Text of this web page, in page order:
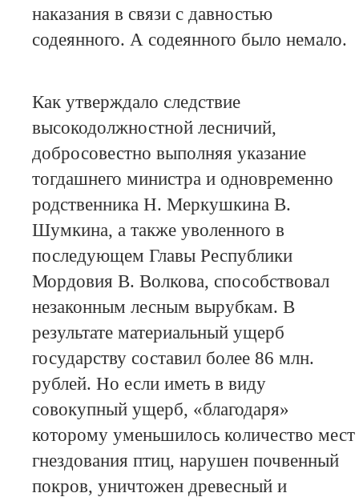
наказания в связи с давностью
содеянного. А содеянного было немало.
Как утверждало следствие
высокодолжностной лесничий,
добросовестно выполняя указание
тогдашнего министра и одновременно
родственника Н. Меркушкина В.
Шумкина, а также уволенного в
последующем Главы Республики
Мордовия В. Волкова, способствовал
незаконным лесным вырубкам. В
результате материальный ущерб
государству составил более 86 млн.
рублей. Но если иметь в виду
совокупный ущерб, «благодаря»
которому уменьшилось количество мест
гнездования птиц, нарушен почвенный
покров, уничтожен древесный и